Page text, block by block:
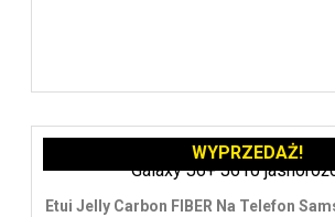
Etui Jelly Carbon FIBER Na Telefon
WYPRZEDAŻ!